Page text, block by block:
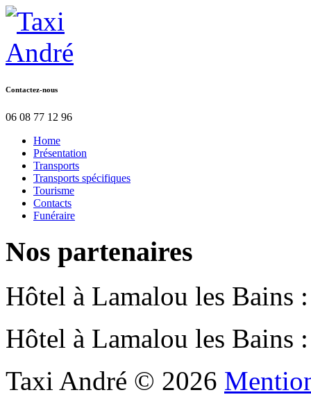
Contactez-nous
06 08 77 12 96
Home
Présentation
Transports
Transports spécifiques
Tourisme
Contacts
Funéraire
Nos partenaires
Hôtel à Lamalou les Bains
Hôtel à Lamalou les Bains
Taxi André © 2026